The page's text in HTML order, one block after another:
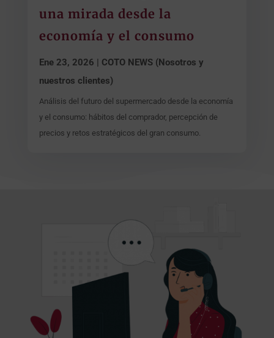
una mirada desde la
economía y el consumo
Ene 23, 2026 | COTO NEWS (Nosotros y
nuestros clientes)
Análisis del futuro del supermercado desde la economía
y el consumo: hábitos del comprador, percepción de
precios y retos estratégicos del gran consumo.